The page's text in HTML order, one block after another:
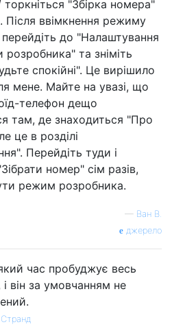
торкніться "Збірка номера"
Після ввімкнення режиму
до "Налаштування
та зніміть
спокійні". Це вирішило
мене. Майте на увазі, що
телефон дещо
там, де знаходиться "Про
це в розділі
Перейдіть туди і
номер" сім разів,
режим розробника.
— Ван В.
джерело
час пробуджує весь
і він за умовчанням не